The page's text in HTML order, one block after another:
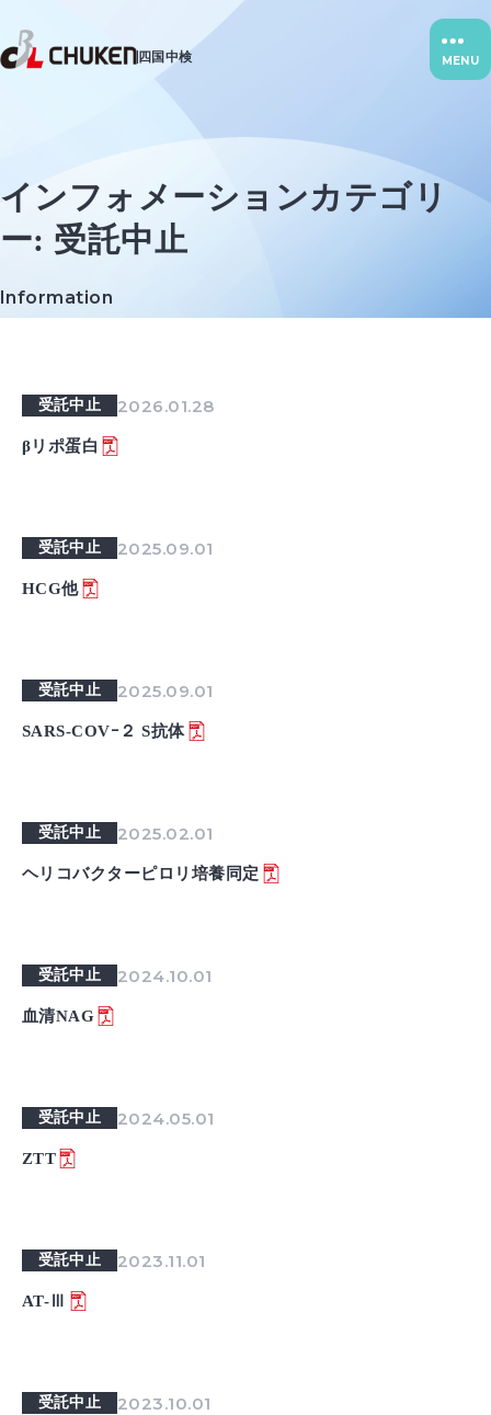
四国中検 MENU
インフォメーションカテゴリ
ー: 受託中止
Information
受託中止 2026.01.28
βリポ蛋白
受託中止 2025.09.01
HCG他
受託中止 2025.09.01
SARS-COVｰ２ S抗体
受託中止 2025.02.01
ヘリコバクターピロリ培養同定
受託中止 2024.10.01
血清NAG
受託中止 2024.05.01
ZTT
受託中止 2023.11.01
AT-Ⅲ
受託中止 2023.10.01